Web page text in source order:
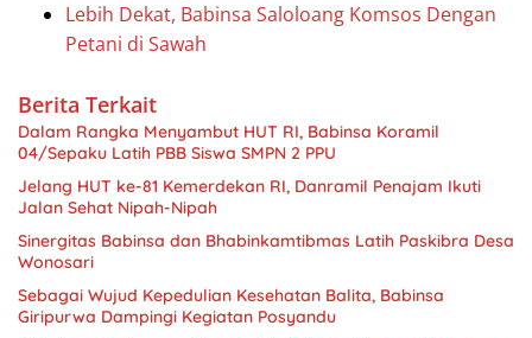
Lebih Dekat, Babinsa Saloloang Komsos Dengan
Petani di Sawah
Berita Terkait
Dalam Rangka Menyambut HUT RI, Babinsa Koramil
04/Sepaku Latih PBB Siswa SMPN 2 PPU
Jelang HUT ke-81 Kemerdekan RI, Danramil Penajam Ikuti
Jalan Sehat Nipah-Nipah
Sinergitas Babinsa dan Bhabinkamtibmas Latih Paskibra Desa
Wonosari
Sebagai Wujud Kepedulian Kesehatan Balita, Babinsa
Giripurwa Dampingi Kegiatan Posyandu